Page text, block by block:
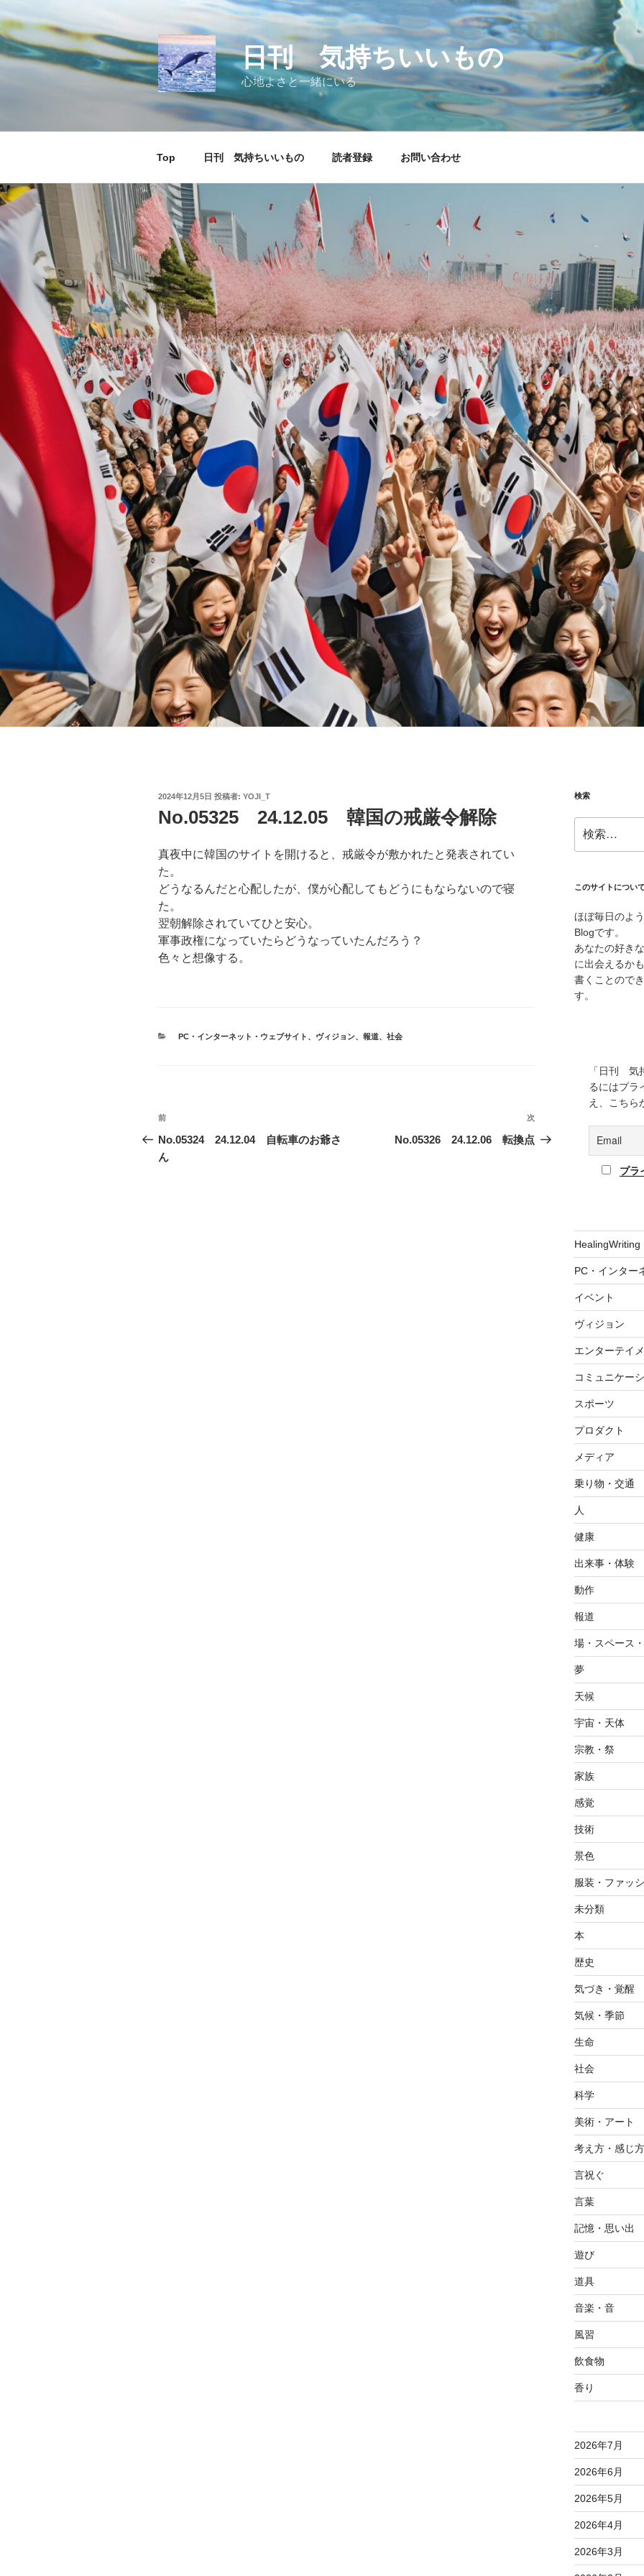
ン
テ
ン
キ
日刊 気持ちいいもの
心地よさと一緒にいる
Top 日刊 気持ちいいもの 読者登録 お問い合わせ
投
日:
2024年12月5日 投稿者: YOJI_T
No.05325 24.12.05 韓国の戒厳令解除
真夜中に韓国のサイトを開けると、戒厳令が敷かれたと発表されてい
た。
どうなるんだと心配したが、僕が心配してもどうにもならないので寝
た。
翌朝解除されていてひと安心。
軍事政権になっていたらどうなっていたんだろう？
色々と想像する。
カ
PC・インターネット・ウェブサイト 、 ヴィジョン、 報道、 社会
投
稿
ナ
前
の
投
前
No.05324 24.12.04 自転車のお爺さ
ん
次
の
次
No.05326 24.12.06 転換点
検索
索:
このサイトについて
ほぼ毎日のよ
Blogです。
あなたの好き
に出会えるか
書くことので
す。
「日刊 気
るにはプラ
え、こちら
プラ
HealingWriting
PC・インター
イベント
ヴィジョン
エンターテイ
コミュニケー
スポーツ
プロダクト
メディア
乗り物・交通
人
健康
出来事・体験
動作
報道
場・スペース
夢
天候
宇宙・天体
宗教・祭
家族
感覚
技術
景色
服装・ファッ
未分類
本
歴史
気づき・覚醒
気候・季節
生命
社会
科学
美術・アート
考え方・感じ方
言祝ぐ
言葉
記憶・思い出
遊び
道具
音楽・音
風習
飲食物
香り
2026年7月
2026年6月
2026年5月
2026年4月
2026年3月